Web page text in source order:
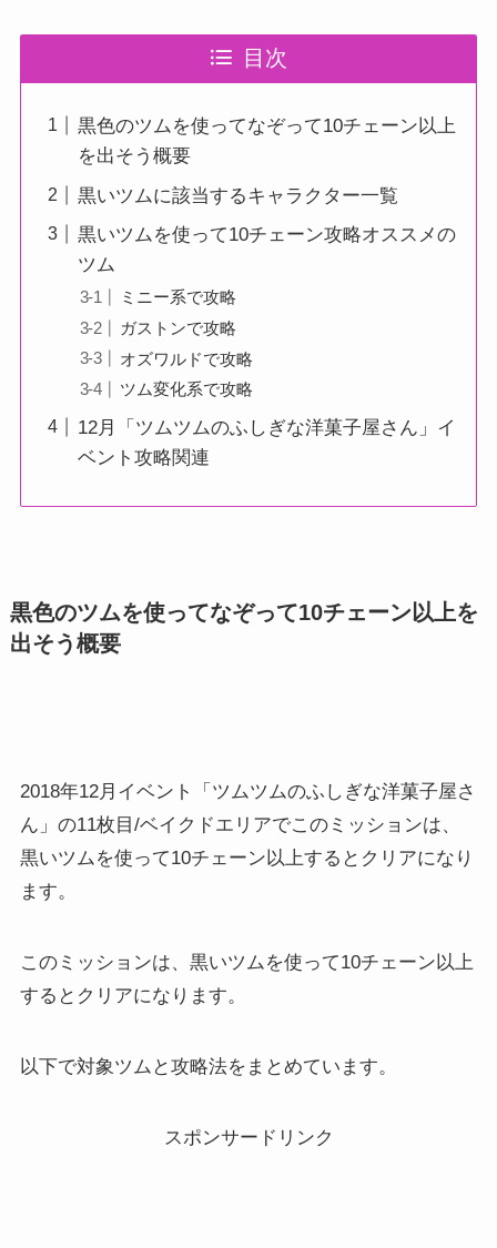
目次
黒色のツムを使ってなぞって10チェーン以上
を出そう概要
黒いツムに該当するキャラクター一覧
黒いツムを使って10チェーン攻略オススメの
ツム
ミニー系で攻略
ガストンで攻略
オズワルドで攻略
ツム変化系で攻略
12月「ツムツムのふしぎな洋菓子屋さん」イ
ベント攻略関連
黒色のツムを使ってなぞって10チェーン以上を
出そう概要
2018年12月イベント「ツムツムのふしぎな洋菓子屋さ
ん」の11枚目/ベイクドエリアでこのミッションは、
黒いツムを使って10チェーン以上するとクリアになり
ます。
このミッションは、黒いツムを使って10チェーン以上
するとクリアになります。
以下で対象ツムと攻略法をまとめています。
スポンサードリンク